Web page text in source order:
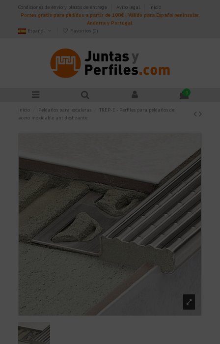
Condiciones de envío y plazos de entrega Aviso legal
Inicio
Portes gratis para pedidos a partir de 100€ | Válido para España peninsular,
Andorra y Portugal.
Español
Favoritos (0)
0
Inicio Peldaños para escaleras
TREP-E - Perfiles para peldaños de
acero inoxidable antideslizante